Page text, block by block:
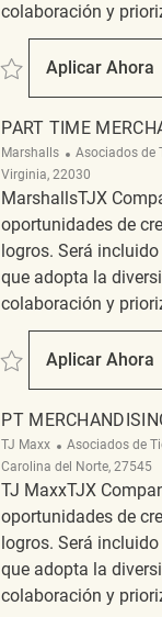
colaboración y
Salvar FT
Aplicar Ahora
FT
PART TIME
Marshalls Categoría
Asociados de
Virginia, 22030
MarshallsTJX
oportunidades de
logros. Será
que adopta la
colaboración y
Salvar Part time
Aplicar Ahora
Part
PT
TJ Maxx Categoría
Asociados de
Carolina del Norte, 27545
TJ MaxxTJX
oportunidades de
logros. Será
que adopta la
colaboración y